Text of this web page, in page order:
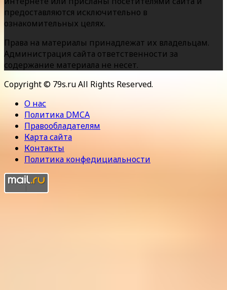
предоставляются исключительно в
ознакомительных целях.
Права на материалы принадлежат их владельцам.
Администрация сайта ответственности за
содержание материала не несет.
Copyright © 79s.ru All Rights Reserved.
О нас
Политика DMCA
Правообладателям
Карта сайта
Контакты
Политика конфедициальности